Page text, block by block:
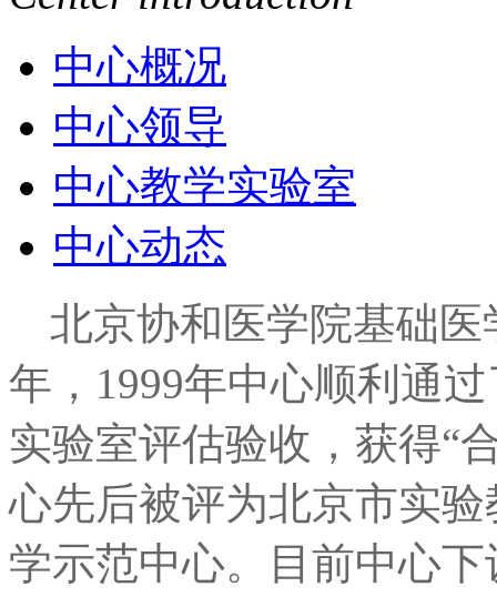
中心概况
中心领导
中心教学实验室
中心动态
北京协和医学院基础
年，1999年中心顺利通
实验室评估验收，获得“
心先后被评为北京市实
学示范中心。目前中心